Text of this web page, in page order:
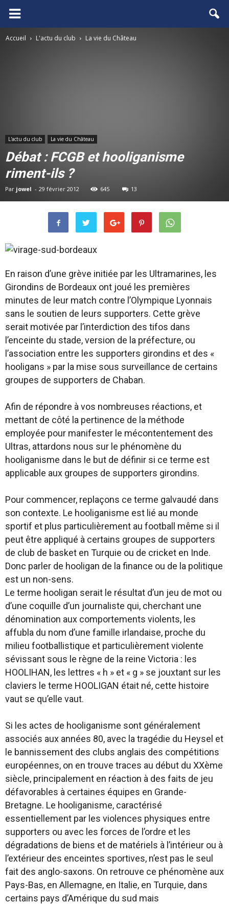
FCGB.net
Accueil L'actu du club La vie du Château
L'actu du club La vie du Château
Débat : FCGB et hooliganisme
riment-ils ?
Par jowel - 29 février 2012 645 13
En raison d’une grève initiée par les Ultramarines, les
Girondins de Bordeaux ont joué les premières
minutes de leur match contre l’Olympique Lyonnais
sans le soutien de leurs supporters. Cette grève
serait motivée par l’interdiction des tifos dans
l’enceinte du stade, version de la préfecture, ou
l’association entre les supporters girondins et des «
hooligans » par la mise sous surveillance de certains
groupes de supporters de Chaban.
Afin de répondre à vos nombreuses réactions, et
mettant de côté la pertinence de la méthode
employée pour manifester le mécontentement des
Ultras, attardons nous sur le phénomène du
hooliganisme dans le but de définir si ce terme est
applicable aux groupes de supporters girondins.
Pour commencer, replaçons ce terme galvaudé dans
son contexte. Le hooliganisme est lié au monde
sportif et plus particulièrement au football même si il
peut être appliqué à certains groupes de supporters
de club de basket en Turquie ou de cricket en Inde.
Donc parler de hooligan de la finance ou de la politique
est un non-sens.
Le terme hooligan serait le résultat d’un jeu de mot ou
d’une coquille d’un journaliste qui, cherchant une
dénomination aux comportements violents, les
affubla du nom d’une famille irlandaise, proche du
milieu footballistique et particulièrement violente
sévissant sous le règne de la reine Victoria : les
HOOLIHAN, les lettres « h » et « g » se jouxtant sur les
claviers le terme HOOLIGAN était né, cette histoire
vaut se qu’elle vaut.
Si les actes de hooliganisme sont généralement
associés aux années 80, avec la tragédie du Heysel et
le bannissement des clubs anglais des compétitions
européennes, on en trouve traces au début du XXème
siècle, principalement en réaction à des faits de jeu
défavorables à certaines équipes en Grande-
Bretagne. Le hooliganisme, caractérisé
essentiellement par les violences physiques entre
supporters ou avec les forces de l’ordre et les
dégradations de biens et de matériels à l’intérieur ou à
l’extérieur des enceintes sportives, n’est pas le seul
fait des anglo-saxons. On retrouve ce phénomène aux
Pays-Bas, en Allemagne, en Italie, en Turquie, dans
certains pays d’Amérique du sud mais